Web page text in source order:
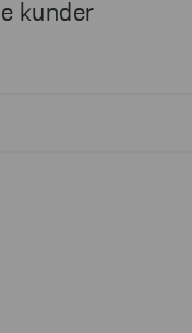
kunder